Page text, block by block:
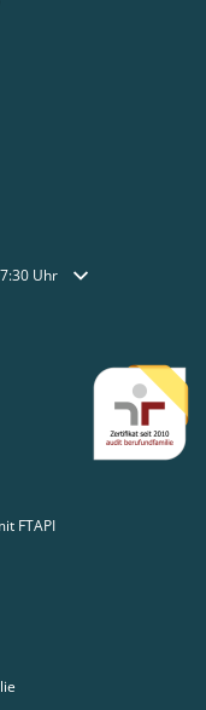
Schließzeiten
Uhr
FTAPI